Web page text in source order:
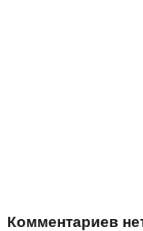
Комментариев